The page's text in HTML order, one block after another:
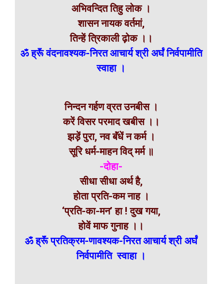
अभिवन्दित तिहु लोक ।
शासन नायक वर्तमां,
तिन्हें त्रिकाली ढ़ोक ।।
ॐ ह्रूॅं वंदनावश्यक-निरत आचार्य श्री अर्घं निर्वपामीति
स्वाहा ।
निन्दन गर्हण व्रत उनबीस ।
करें विसर परमाद खबीस ।।
झड़ें पुरा, नव बॅंधें न कर्म ।
सूरि धर्म-माहन विद् मर्म ॥
-दोहा-
सीधा सीधा अर्थ है,
होता प्रति-कम नाह ।
‘प्रति-का-मन’ हा ! दुख गया,
होवें माफ गुनाह ।।
ॐ ह्रूॅं प्रतिक्रम-णावश्यक-निरत आचार्य श्री अर्घं
निर्वपामीति स्वाहा ।